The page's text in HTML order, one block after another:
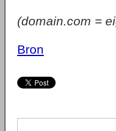
(domain.com =
Bron